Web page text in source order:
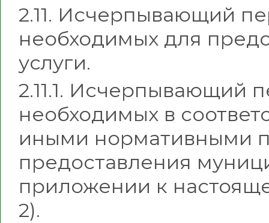
2.11. Исчерпывающий
необходимых для
услуги.
2.11.1. Исчерпывающий
необходимых в
иными нормативными
предоставления
приложении к
2).